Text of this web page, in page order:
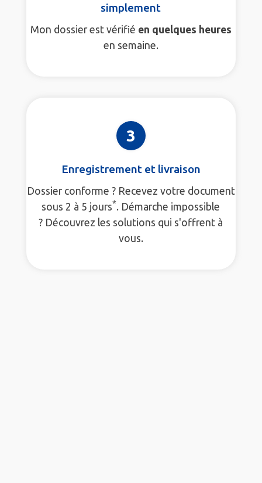
simplement
Mon dossier est vérifié en quelques heures
en semaine.
3
Enregistrement et livraison
Dossier conforme ? Recevez votre document
sous 2 à 5 jours*. Démarche impossible
? Découvrez les solutions qui s'offrent à
vous.